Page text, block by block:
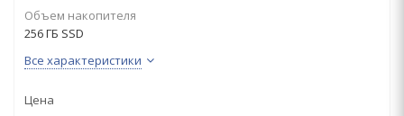
Объем накопителя
256 ГБ SSD
Все характеристики
Цена